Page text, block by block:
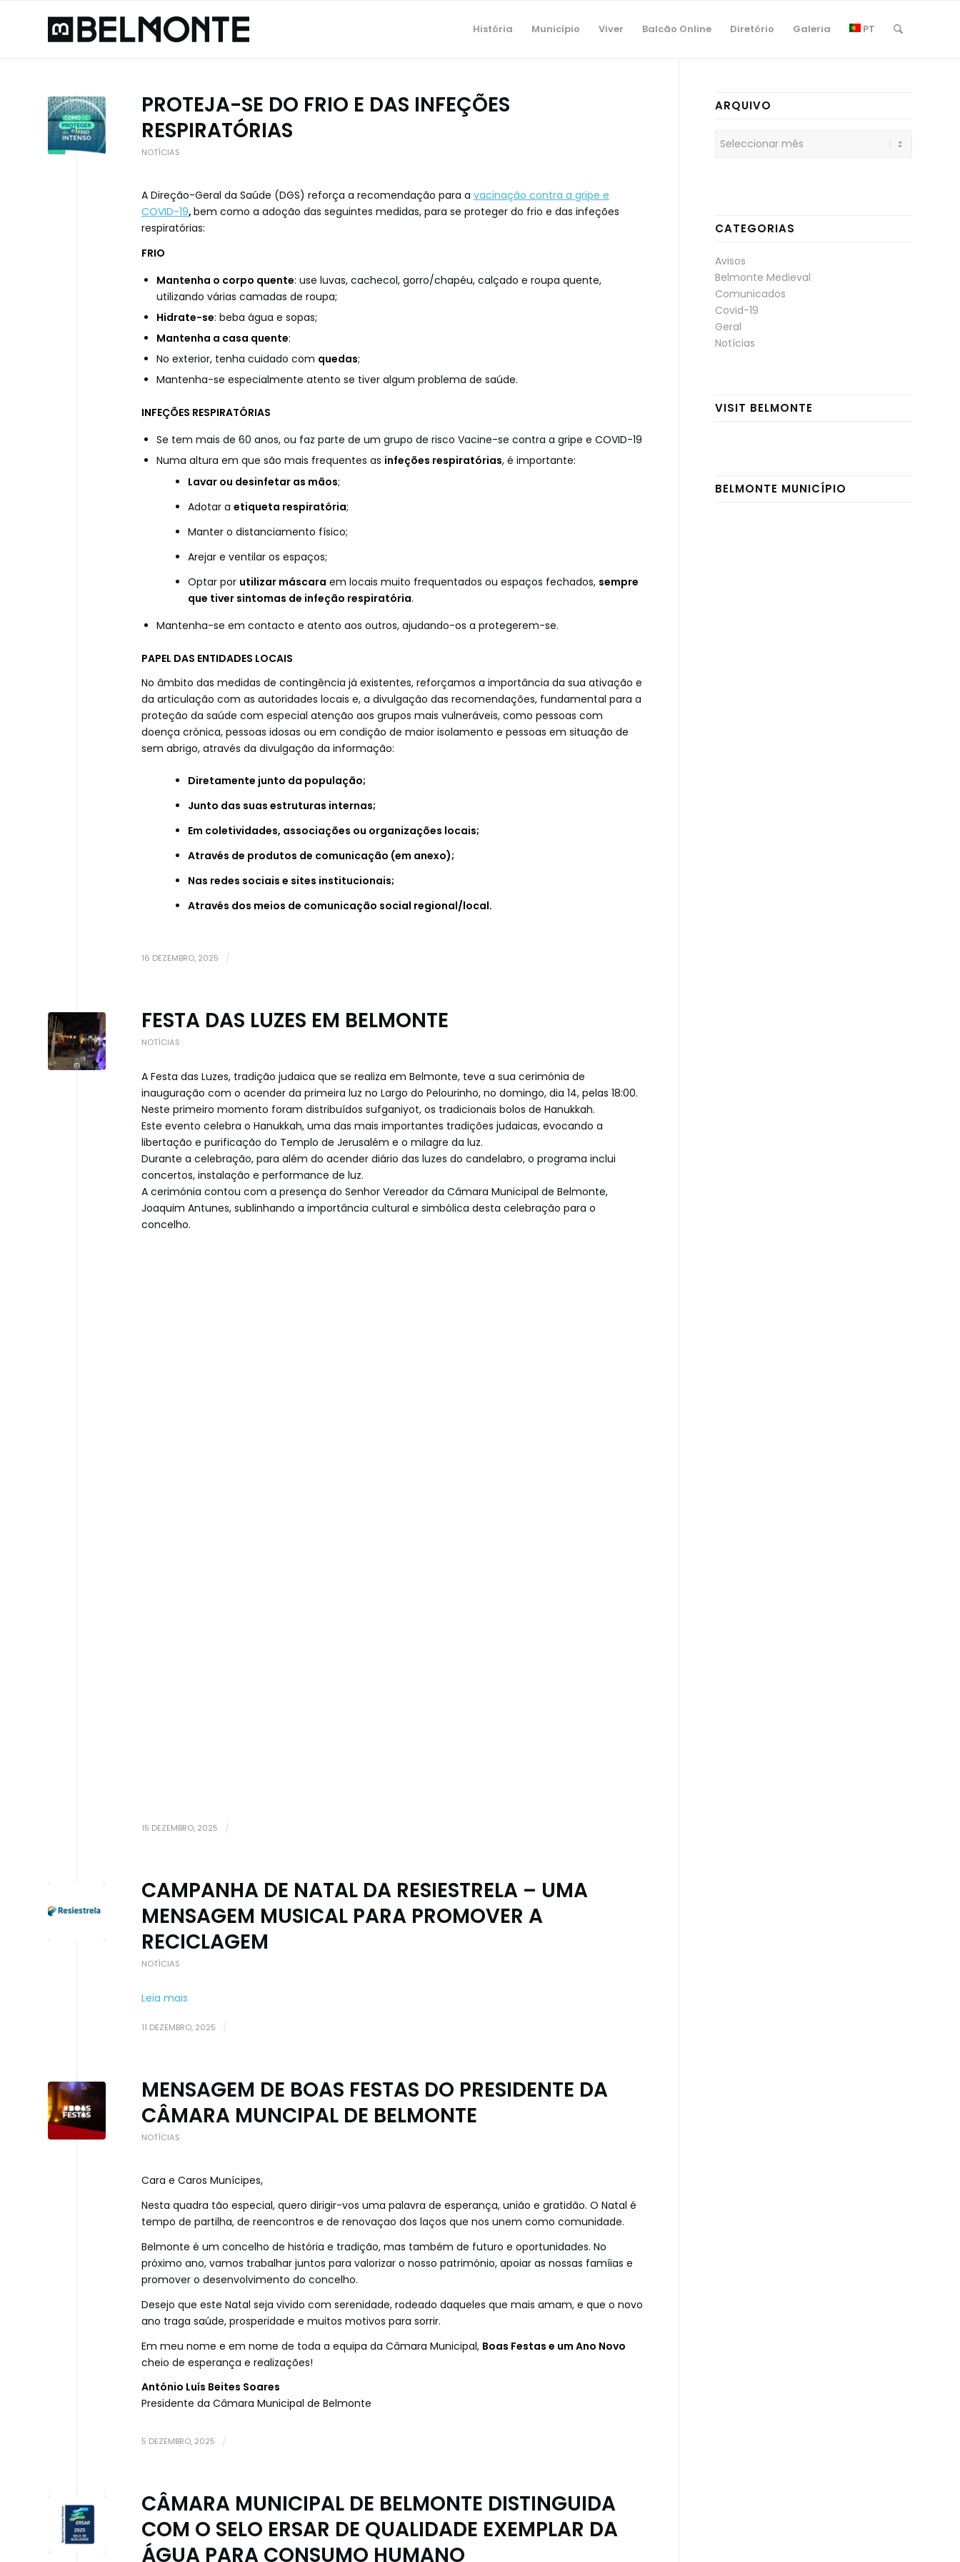
História Município Viver Balcão Online Diretório Galeria PT
PROTEJA-SE DO FRIO E DAS INFEÇÕES
RESPIRATÓRIAS
NOTÍCIAS
A Direção-Geral da Saúde (DGS) reforça a recomendação para a vacinação contra a gripe e
COVID-19, bem como a adoção das seguintes medidas, para se proteger do frio e das infeções
respiratórias:
FRIO
Mantenha o corpo quente: use luvas, cachecol, gorro/chapéu, calçado e roupa quente,
utilizando várias camadas de roupa;
Hidrate-se: beba água e sopas;
Mantenha a casa quente:
No exterior, tenha cuidado com quedas;
Mantenha-se especialmente atento se tiver algum problema de saúde.
INFEÇÕES RESPIRATÓRIAS
Se tem mais de 60 anos, ou faz parte de um grupo de risco Vacine-se contra a gripe e COVID-19
Numa altura em que são mais frequentes as infeções respiratórias, é importante:
Lavar ou desinfetar as mãos;
Adotar a etiqueta respiratória;
Manter o distanciamento físico;
Arejar e ventilar os espaços;
Optar por utilizar máscara em locais muito frequentados ou espaços fechados, sempre
que tiver sintomas de infeção respiratória.
Mantenha-se em contacto e atento aos outros, ajudando-os a protegerem-se.
PAPEL DAS ENTIDADES LOCAIS
No âmbito das medidas de contingência já existentes, reforçamos a importância da sua ativação e
da articulação com as autoridades locais e, a divulgação das recomendações, fundamental para a
proteção da saúde com especial atenção aos grupos mais vulneráveis, como pessoas com
doença crónica, pessoas idosas ou em condição de maior isolamento e pessoas em situação de
sem abrigo, através da divulgação da informação:
Diretamente junto da população;
Junto das suas estruturas internas;
Em coletividades, associações ou organizações locais;
Através de produtos de comunicação (em anexo);
Nas redes sociais e sites institucionais;
Através dos meios de comunicação social regional/local.
16 DEZEMBRO, 2025 /
FESTA DAS LUZES EM BELMONTE
NOTÍCIAS
A Festa das Luzes, tradição judaica que se realiza em Belmonte, teve a sua cerimónia de
inauguração com o acender da primeira luz no Largo do Pelourinho, no domingo, dia 14, pelas 18:00.
Neste primeiro momento foram distribuídos sufganiyot, os tradicionais bolos de Hanukkah.
Este evento celebra o Hanukkah, uma das mais importantes tradições judaicas, evocando a
libertação e purificação do Templo de Jerusalém e o milagre da luz.
Durante a celebração, para além do acender diário das luzes do candelabro, o programa inclui
concertos, instalação e performance de luz.
A cerimónia contou com a presença do Senhor Vereador da Câmara Municipal de Belmonte,
Joaquim Antunes, sublinhando a importância cultural e simbólica desta celebração para o
concelho.
15 DEZEMBRO, 2025 /
CAMPANHA DE NATAL DA RESIESTRELA – UMA
MENSAGEM MUSICAL PARA PROMOVER A
RECICLAGEM
NOTÍCIAS
Leia mais
11 DEZEMBRO, 2025 /
MENSAGEM DE BOAS FESTAS DO PRESIDENTE DA
CÂMARA MUNCIPAL DE BELMONTE
NOTÍCIAS
Cara e Caros Munícipes,
Nesta quadra tão especial, quero dirigir-vos uma palavra de esperança, união e gratidão. O Natal é
tempo de partilha, de reencontros e de renovaçao dos laços que nos unem como comunidade.
Belmonte é um concelho de história e tradição, mas também de futuro e oportunidades. No
próximo ano, vamos trabalhar juntos para valorizar o nosso património, apoiar as nossas famíias e
promover o desenvolvimento do concelho.
Desejo que este Natal seja vivido com serenidade, rodeado daqueles que mais amam, e que o novo
ano traga saúde, prosperidade e muitos motivos para sorrir.
Em meu nome e em nome de toda a equipa da Câmara Municipal, Boas Festas e um Ano Novo
cheio de esperança e realizações!
António Luís Beites Soares
Presidente da Câmara Municipal de Belmonte
5 DEZEMBRO, 2025 /
CÂMARA MUNICIPAL DE BELMONTE DISTINGUIDA
COM O SELO ERSAR DE QUALIDADE EXEMPLAR DA
ÁGUA PARA CONSUMO HUMANO
ARQUIVO
CATEGORIAS
Avisos
Belmonte Medieval
Comunicados
Covid-19
Geral
Notícias
VISIT BELMONTE
BELMONTE MUNICÍPIO